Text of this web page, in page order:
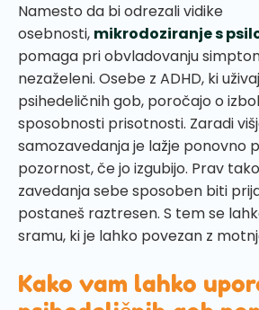
Namesto da bi odrezali vidike
osebnosti, mikrodoziranje s
pomaga pri obvladovanju
nezaželeni. Osebe z ADHD, ki
psihedeličnih gob, poročajo o
sposobnosti prisotnosti. Zaradi
samozavedanja je lažje ponovno
pozornost, če jo izgubijo. Prav
zavedanja sebe sposoben biti
postaneš raztresen. S tem se
sramu, ki je lahko povezan z
Kako vam lahko